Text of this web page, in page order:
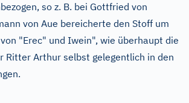
so z. B. bei Gottfried von
von Aue bereicherte den Stoff um
"Erec" und Iwein", wie überhaupt die
Ritter Arthur selbst gelegentlich in den